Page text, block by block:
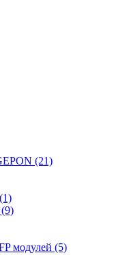
(21)
(1)
(9)
модулей (5)